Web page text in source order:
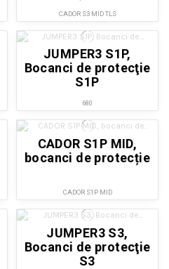
încheiere
CADOR S3 MID TLS
JUMPER3 S1P,
Bocanci de protecţie
S1P
680
CADOR S1P MID,
bocanci de protecție
CADOR S1P MID
JUMPER3 S3,
Bocanci de protecţie
S3